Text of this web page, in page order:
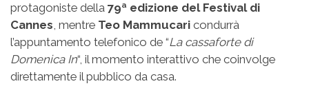
protagoniste della 79ª edizione del Festival di
Cannes, mentre Teo Mammucari condurrà
l’appuntamento telefonico de “La cassaforte di
Domenica In“, il momento interattivo che coinvolge
direttamente il pubblico da casa.